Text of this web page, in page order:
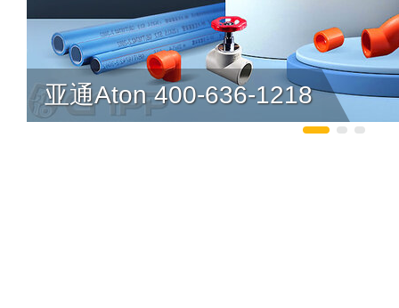
亚通Aton 400-636-1218